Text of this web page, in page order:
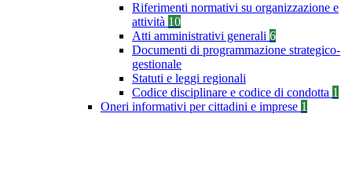
Riferimenti normativi su organizzazione e
attività 10
Atti amministrativi generali 6
Documenti di programmazione strategico-
gestionale
Statuti e leggi regionali
Codice disciplinare e codice di condotta 1
Oneri informativi per cittadini e imprese 1